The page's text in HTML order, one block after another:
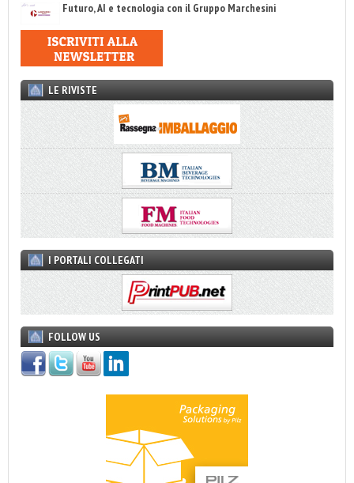
Futuro, AI e tecnologia con il Gruppo Marchesini
LE RIVISTE
I PORTALI COLLEGATI
FOLLOW US